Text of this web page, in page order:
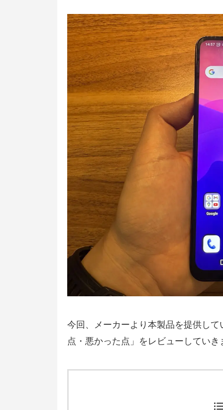
今回、メーカーより本製品を提供し
点・悪かった点」をレビューしていき